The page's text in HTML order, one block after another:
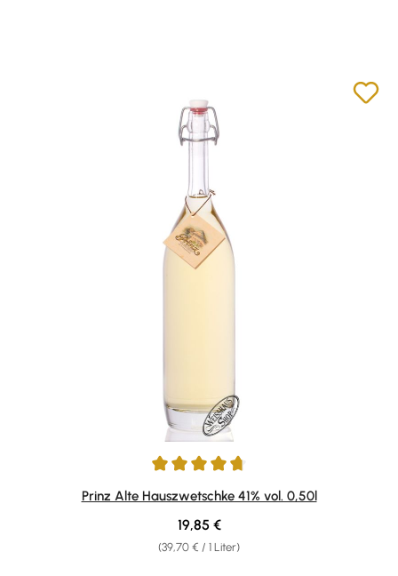
Durchschnittliche Bewertung von 4.87 von 5 Sternen
Prinz Alte Hauszwetschke 41% vol. 0,50l
(39,70 € / 1 Liter)
Regulärer Preis:
19,85 €